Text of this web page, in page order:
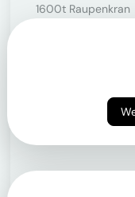
1600t Raupenkran